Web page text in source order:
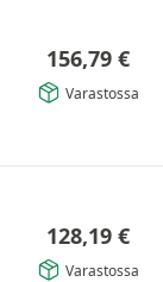
156,79 €
Varastossa
128,19 €
Varastossa